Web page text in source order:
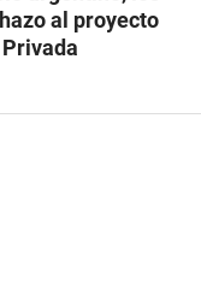
al proyecto